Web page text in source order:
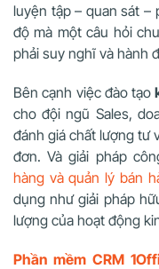
luyện tập – quan sát –
độ mà một câu hỏi
phải suy nghĩ và hành
Bên cạnh việc đào tạo
cho đội ngũ Sales,
đánh giá chất lượng tư
đơn. Và giải pháp
hàng và quản lý bán
dụng như giải pháp
lượng của hoạt động
Phần mềm CRM